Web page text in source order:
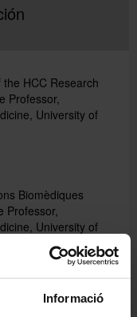
Informació
HCC Research
Professor,
University of
Biomèdiques
Professor,
University of